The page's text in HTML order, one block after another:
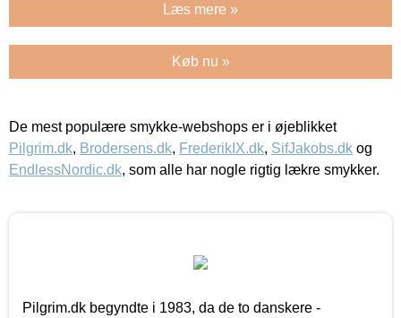
Læs mere »
Køb nu »
De mest populære smykke-webshops er i øjeblikket
Pilgrim.dk, Brodersens.dk, FrederikIX.dk, SifJakobs.dk og
EndlessNordic.dk, som alle har nogle rigtig lækre smykker.
Pilgrim.dk begyndte i 1983, da de to danskere -